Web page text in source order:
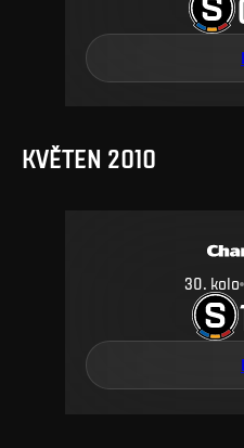
KVĚTEN 2010
30. kolo